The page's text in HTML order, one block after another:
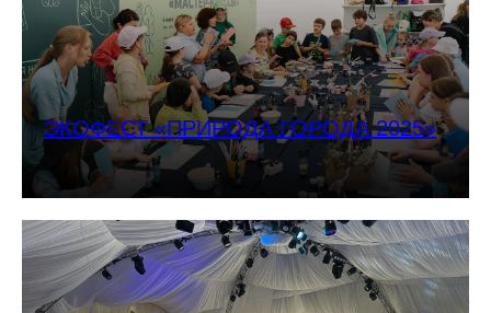
ЭКОФЕСТ «ПРИРОДА ГОРОДА 2025»